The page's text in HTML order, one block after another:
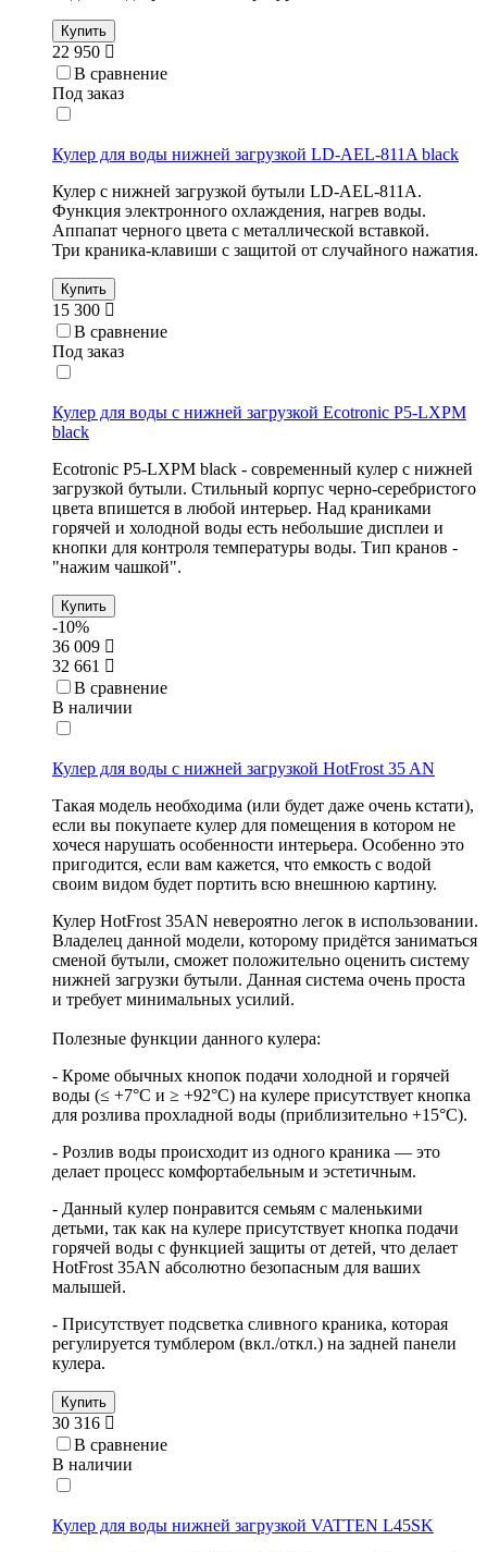
Купить
22 950
В сравнение
Под заказ
Кулер для воды нижней загрузкой LD-AEL-811A black
Кулер с нижней загрузкой бутыли LD-AEL-811A.
Функция электронного охлаждения, нагрев воды.
Аппапат черного цвета с металлической вставкой.
Три краника-клавиши с защитой от случайного нажатия.
Купить
15 300
В сравнение
Под заказ
Кулер для воды с нижней загрузкой Ecotronic P5-LXPM
black
Ecotronic P5-LXPM black - современный кулер с нижней
загрузкой бутыли. Стильный корпус черно-серебристого
цвета впишется в любой интерьер. Над краниками
горячей и холодной воды есть небольшие дисплеи и
кнопки для контроля температуры воды. Тип кранов -
"нажим чашкой".
Купить
-10%
36 009
32 661
В сравнение
В наличии
Кулер для воды с нижней загрузкой HotFrost 35 AN
Такая модель необходима (или будет даже очень кстати),
если вы покупаете кулер для помещения в котором не
хочеся нарушать особенности интерьера. Особенно это
пригодится, если вам кажется, что емкость с водой
своим видом будет портить всю внешнюю картину.
Кулер HotFrost 35AN невероятно легок в использовании.
Владелец данной модели, которому придётся заниматься
сменой бутыли, сможет положительно оценить систему
нижней загрузки бутыли. Данная система очень проста
и требует минимальных усилий.
Полезные функции данного кулера:
- Кроме обычных кнопок подачи холодной и горячей
воды (≤ +7°C и ≥ +92°C) на кулере присутствует кнопка
для розлива прохладной воды (приблизительно +15°C).
- Розлив воды происходит из одного краника — это
делает процесс комфортабельным и эстетичным.
- Данный кулер понравится семьям с маленькими
детьми, так как на кулере присутствует кнопка подачи
горячей воды с функцией защиты от детей, что делает
HotFrost 35AN абсолютно безопасным для ваших
малышей.
- Присутствует подсветка сливного краника, которая
регулируется тумблером (вкл./откл.) на задней панели
кулера.
Купить
30 316
В сравнение
В наличии
Кулер для воды нижней загрузкой VATTEN L45SK